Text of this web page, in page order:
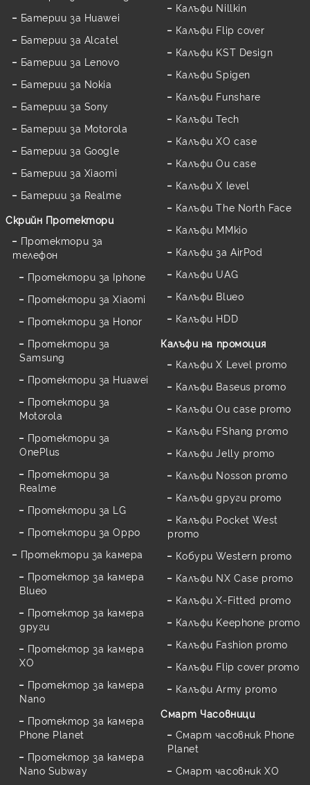
Батерии за Huawei
Батерии за Alcatel
Батерии за Lenovo
Батерии за Nokia
Батерии за Sony
Батерии за Motorola
Батерии за Google
Батерии за Xiaomi
Батерии за Realme
Скрийн Протектори
Протектори за
телефон
Протектори за Iphone
Протектори за Xiaomi
Протектори за Honor
Протектори за
Samsung
Протектори за Huawei
Протектори за
Motorola
Протектори за
OnePlus
Протектори за
Realme
Протектори за LG
Протектори за Oppo
Протектори за камера
Протектор за камера
Blueo
Протектор за камера
други
Протектор за камера
XO
Протектор за камера
Nano
Протектор за камера
Phone Planet
Протектор за камера
Nano Subway
Калъфи Nillkin
Калъфи Flip cover
Калъфи KST Design
Калъфи Spigen
Калъфи Funshare
Калъфи Tech
Калъфи XO case
Калъфи Ou case
Калъфи X level
Калъфи The North Face
Калъфи MMkio
Калъфи за AirPod
Калъфи UAG
Калъфи Blueo
Калъфи HDD
Калъфи на промоция
Калъфи X Level promo
Калъфи Baseus promo
Калъфи Ou case promo
Калъфи FShang promo
Калъфи Jelly promo
Калъфи Nosson promo
Калъфи други promo
Калъфи Pocket West
promo
Кобури Western promo
Калъфи NX Case promo
Калъфи X-Fitted promo
Калъфи Keephone promo
Калъфи Fashion promo
Калъфи Flip cover promo
Калъфи Army promo
Смарт Часовници
Смарт часовник Phone
Planet
Смарт часовник XO